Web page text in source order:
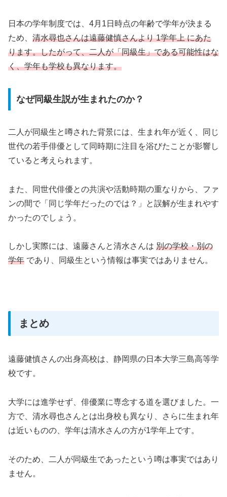
日本の学年制度では、4月1日時点の年齢で学年が決まる
ため、 清水尋也さんは遠藤健慎さんより 1学年上 にあた
ります。したがって、二人が「同級生」である可能性はな
く、学年も学校も異なります。
なぜ同級生説が生まれたのか？
二人が同級生と噂された背景には、生まれ年が近く、同じ
世代の若手俳優として同時期に注目を浴びたことが影響し
ていると考えられます。
また、同世代俳優との共演や活動時期の重なりから、ファ
ンの間で「同じ学年だったのでは？」と誤解が生まれやす
かったのでしょう。
しかし実際には、遠藤さんと清水さんは 別の学校・別の
学年 であり、同級生という情報は事実ではありません。
まとめ
遠藤健慎さんの出身高校は、静岡県の日本大学三島高等学
校です。
大学には進学せず、俳優業に専念する道を選びました。一
方で、清水尋也さんとは出身校も異なり、さらに生まれ年
は近いものの、学年は清水さんの方が1学年上です。
そのため、二人が同級生であったという噂は事実ではあり
ません。